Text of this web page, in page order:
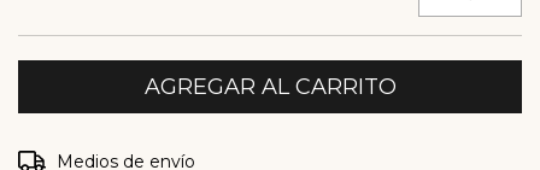
Entregas para el CP:
Medios de envío